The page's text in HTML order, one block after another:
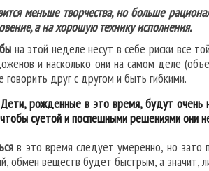
меньше творчества, но больше
а на хорошую технику исполнения.
на этой неделе несут в себе риски все
и насколько они на самом деле
говорить друг с другом и быть гибкими.
Дети, рожденные в это время, будут очень
чтобы суетой и поспешными решениями они
в это время следует умеренно, но зато
обмен веществ будет быстрым, а значит,